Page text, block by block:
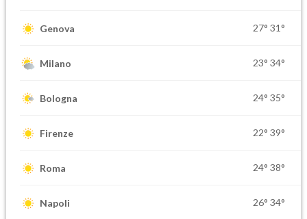
Genova 27° 31°
Milano 23° 34°
Bologna 24° 35°
Firenze 22° 39°
Roma 24° 38°
Napoli 26° 34°